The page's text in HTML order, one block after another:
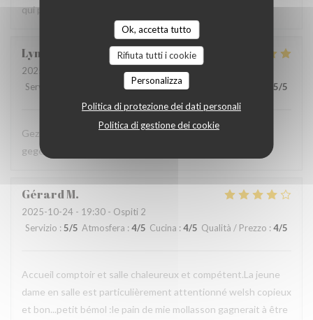
Ok, accetta tutto
Rifiuta tutti i cookie
Personalizza
Politica di protezione dei dati personali
Politica di gestione dei cookie
qui peuvent être trompeurs.
Lynn
2025-10-25
- 19:30 - Ospiti 2
Servizio
Atmosfera: 5 /5 Cucina: 4/5 5/5
Gezellige sfeer, vriendelijk personeel en zeker lekker
gegeten!
GérardM
2025-10-24 - 19:30 - Ospiti 2
Servizio : 5/5 Atmosfera : 4/5 Cucina : 4/5 Qualità / Prezzo : 4/5
Accueil comptoir et salle chaleureux et compétent.La jeune
dame en salle est particulièrement attentionné welsh copieux
et bon...petit bémol :le pain de mie mollasson gagnerait à être